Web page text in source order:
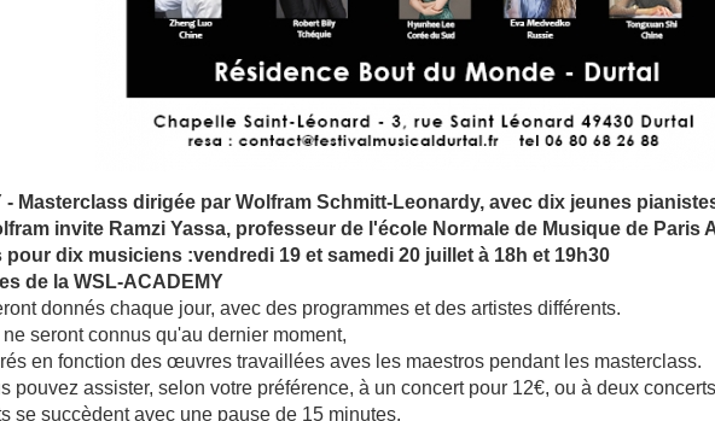
- Masterclass dirigée par Wolfram Schmitt-Leonardy, avec dix jeunes
invite Ramzi Yassa, professeur de l'école Normale de Musique de Paris
pour dix musiciens :vendredi 19 et samedi 20 juillet à 18h et 19h30
de la WSL-ACADEMY
donnés chaque jour, avec des programmes et des artistes différents.
seront connus qu'au dernier moment,
en fonction des œuvres travaillées aves les maestros pendant les masterclass.
pouvez assister, selon votre préférence, à un concert pour 12€, ou à deux
se succèdent avec une pause de 15 minutes.